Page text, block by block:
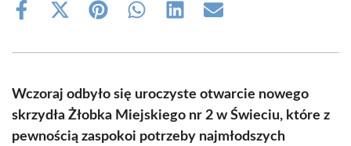
Share
Share
(Twitter)
Share Share Share Share
Wczoraj odbyło się uroczyste otwarcie nowego
skrzydła Żłobka Miejskiego nr 2 w Świeciu, które z
pewnością zaspokoi potrzeby najmłodszych